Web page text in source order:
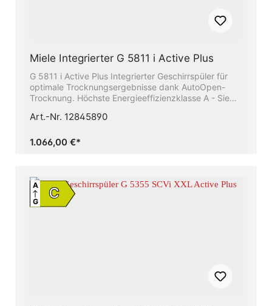
Miele Integrierter G 5811 i Active Plus
G 5811 i Active Plus Integrierter Geschirrspüler für
optimale Trocknungsergebnisse dank AutoOpen-
Trocknung. Höchste Energieeffizienzklasse A - Sie
Ergebnisse in weniger als einer Stunde -
MultiFlex-Schublade mit mehr Platz für Ihr
WarmwasseranschlussesFlexible Korbgestaltung,
abgestimmt auf Ihren Alltag - Comfort Körbe
Art.-Nr. 12845890
1.066,00 €*
C
A
G